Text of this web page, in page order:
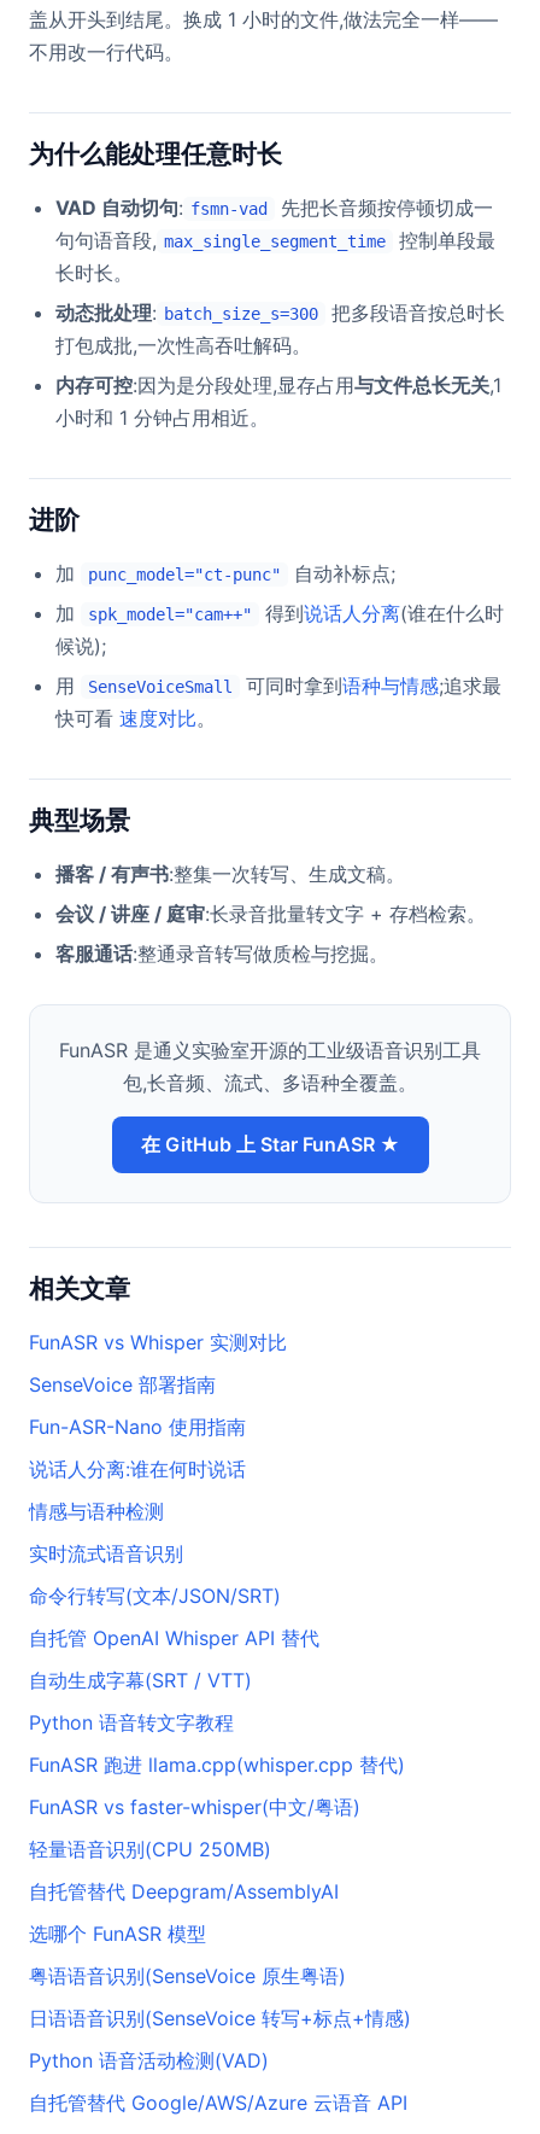
盖从开头到结尾。换成 1 小时的文件,做法完全一样——
不用改一行代码。
为什么能处理任意时长
VAD 自动切句: fsmn-vad
先把长音频按停顿切成一
句句语音段, max_single_segment_time
控制单段最
长时长。
动态批处理: batch_size_s=300
把多段语音按总时长
打包成批,一次性高吞吐解码。
内存可控:因为是分段处理,显存占用与文件总长无关,1
小时和 1 分钟占用相近。
进阶
加 punc_model="ct-punc"
自动补标点;
加
spk_model="cam++" 得到说话人分离(谁在什么时
候说);
用
SenseVoiceSmall 可同时拿到语种与情感;追求最
快可看 速度对比。
典型场景
播客 / 有声书:整集一次转写、生成文稿。
会议 / 讲座 / 庭审:长录音批量转文字 + 存档检索。
客服通话:整通录音转写做质检与挖掘。
FunASR 是通义实验室开源的工业级语音识别工具
包,长音频、流式、多语种全覆盖。
在 GitHub 上 Star FunASR ★
相关文章
FunASR vs Whisper 实测对比
SenseVoice 部署指南
Fun-ASR-Nano 使用指南
说话人分离:谁在何时说话
情感与语种检测
实时流式语音识别
命令行转写(文本/JSON/SRT)
自托管 OpenAI Whisper API 替代
自动生成字幕(SRT / VTT)
Python 语音转文字教程
FunASR 跑进 llama.cpp(whisper.cpp 替代)
FunASR vs faster-whisper(中文/粤语)
轻量语音识别(CPU 250MB)
自托管替代 Deepgram/AssemblyAI
选哪个 FunASR 模型
粤语语音识别(SenseVoice 原生粤语)
日语语音识别(SenseVoice 转写+标点+情感)
Python 语音活动检测(VAD)
自托管替代 Google/AWS/Azure 云语音 API